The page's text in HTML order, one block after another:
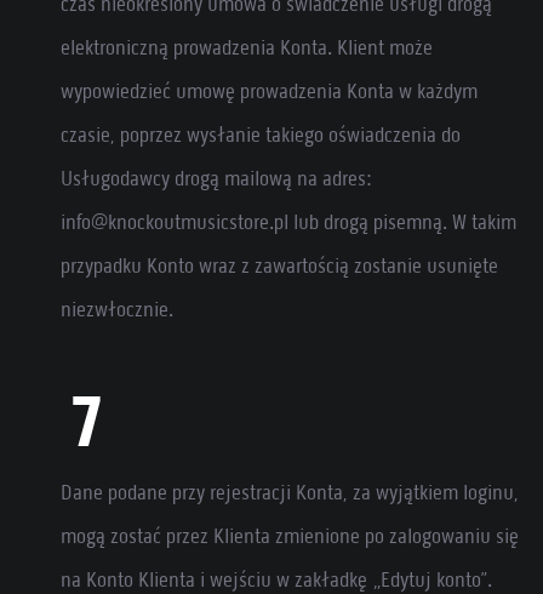
elektroniczną prowadzenia Konta. Klient może
wypowiedzieć umowę prowadzenia Konta w każdym
czasie, poprzez wysłanie takiego oświadczenia do
Usługodawcy drogą mailową na adres:
info@knockoutmusicstore.pl lub drogą pisemną. W takim
przypadku Konto wraz z zawartością zostanie usunięte
niezwłocznie.
Dane podane przy rejestracji Konta, za wyjątkiem loginu,
mogą zostać przez Klienta zmienione po zalogowaniu się
na Konto Klienta i wejściu w zakładkę „Edytuj konto”.